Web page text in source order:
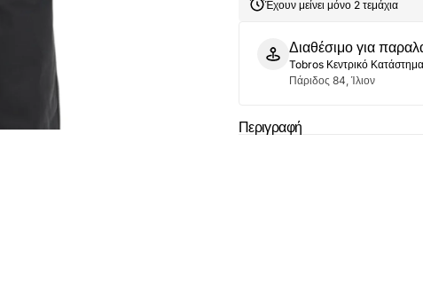
Tipped
Χακί
Tipped
Χακί
Έχουν μείνει μόνο 2 τεμάχια
Διαθέσιμο για
Tobros Κεντρικό Κατάστημα
Πάριδος 84, Ίλιον
Περιγραφή
Το